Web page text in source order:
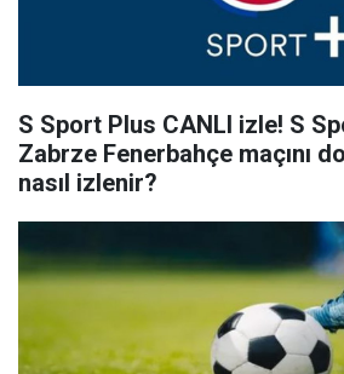
S Sport Plus CANLI izle! S
Zabrze Fenerbahçe maçını
nasıl izlenir?